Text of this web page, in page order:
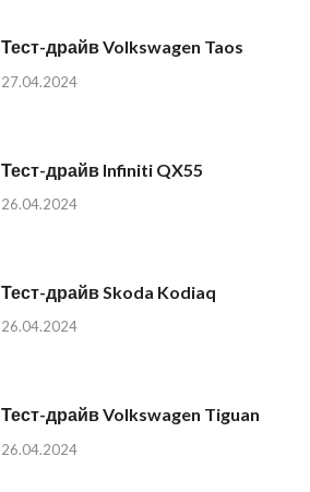
Тест-драйв Volkswagen Taos
27.04.2024
Тест-драйв Infiniti QX55
26.04.2024
Тест-драйв Skoda Kodiaq
26.04.2024
Тест-драйв Volkswagen Tiguan
26.04.2024